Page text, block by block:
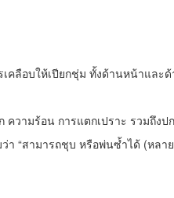
คลือบให้เปียกชุ่ม ทั้งด้านหน้าและ
วามร้อน การแตกเปราะ รวมถึ
“สามารถชุบ หรือพ่นซ้ำได้ (หล